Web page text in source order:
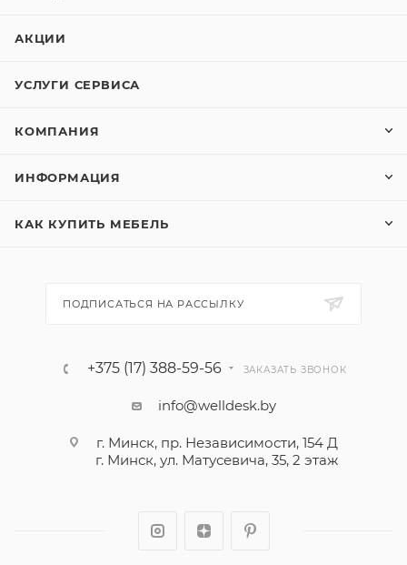
АКЦИИ
УСЛУГИ СЕРВИСА
КОМПАНИЯ
ИНФОРМАЦИЯ
КАК КУПИТЬ МЕБЕЛЬ
ПОДПИСАТЬСЯ НА РАССЫЛКУ
+375 (17) 388-59-56 ЗАКАЗАТЬ ЗВОНОК
info@welldesk.by
г. Минск, пр. Независимости, 154 Д
г. Минск, ул. Матусевича, 35, 2 этаж